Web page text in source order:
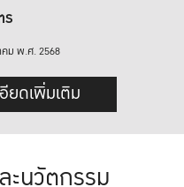
ม พ.ศ. 2568
ยดเพิ่มเติม
ะนวัตกรรม